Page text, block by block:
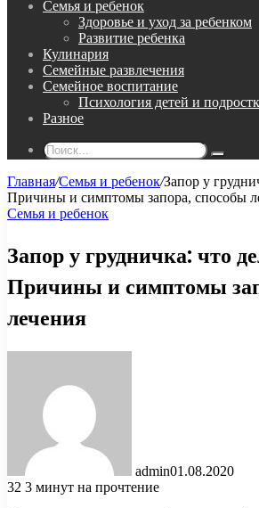
Семья и ребенок
Здоровье и уход за ребенком
Развитие ребенка
Кулинария
Семейные развлечения
Семейное воспитание
Психология детей и
Разное
Поиск...
Главная/Семья и ребенок/Запор у
Причины и симптомы запора, способы
Семья и ребенок
Запор у грудничка: что
Причины и симптомы
лечения
admin01.08.2020
32 3 минут на прочтение